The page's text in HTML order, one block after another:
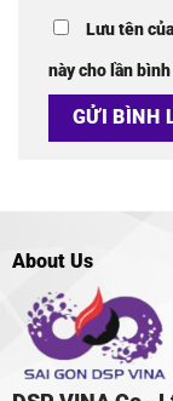
Lưu tên
này cho lần
About Us